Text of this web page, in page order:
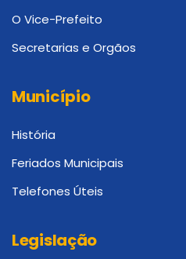
O Vice-Prefeito
Secretarias e Orgãos
Município
História
Feriados Municipais
Telefones Úteis
Legislação